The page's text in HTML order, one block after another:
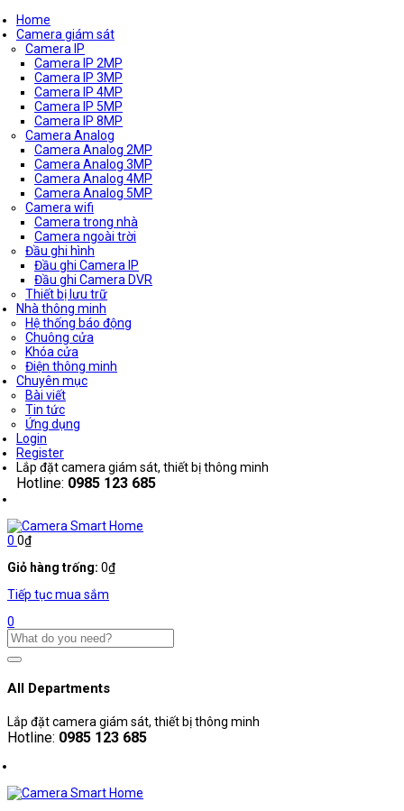
Home
Camera giám sát
Camera IP
Camera IP 2MP
Camera IP 3MP
Camera IP 4MP
Camera IP 5MP
Camera IP 8MP
Camera Analog
Camera Analog 2MP
Camera Analog 3MP
Camera Analog 4MP
Camera Analog 5MP
Camera wifi
Camera trong nhà
Camera ngoài trời
Đầu ghi hình
Đầu ghi Camera IP
Đầu ghi Camera DVR
Thiết bị lưu trữ
Nhà thông minh
Hệ thống báo động
Chuông cửa
Khóa cửa
Điện thông minh
Chuyên mục
Bài viết
Tin tức
Ứng dụng
Login
Register
Lắp đặt camera giám sát, thiết bị thông minh
Hotline: 0985 123 685
0 0₫
Giỏ hàng trống: 0₫
Tiếp tục mua sắm
0
All Departments
Lắp đặt camera giám sát, thiết bị thông minh
Hotline: 0985 123 685